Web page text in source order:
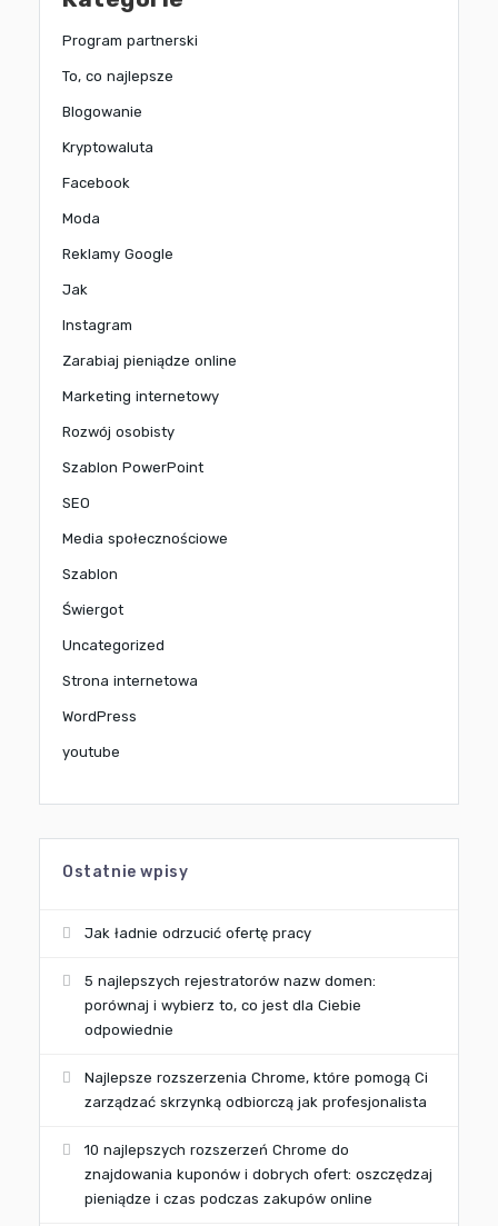
Program partnerski
To, co najlepsze
Blogowanie
Kryptowaluta
Facebook
Moda
Reklamy Google
Jak
Instagram
Zarabiaj pieniądze online
Marketing internetowy
Rozwój osobisty
Szablon PowerPoint
SEO
Media społecznościowe
Szablon
Świergot
Uncategorized
Strona internetowa
WordPress
youtube
Ostatnie wpisy
Jak ładnie odrzucić ofertę pracy
5 najlepszych rejestratorów nazw domen:
porównaj i wybierz to, co jest dla Ciebie
odpowiednie
Najlepsze rozszerzenia Chrome, które pomogą Ci
zarządzać skrzynką odbiorczą jak profesjonalista
10 najlepszych rozszerzeń Chrome do
znajdowania kuponów i dobrych ofert: oszczędzaj
pieniądze i czas podczas zakupów online